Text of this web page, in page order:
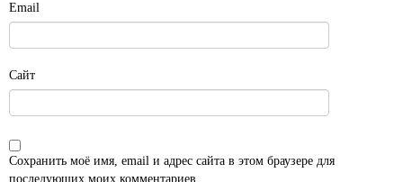
Email
Сайт
Сохранить моё имя, email и адрес сайта в этом браузере для
последующих моих комментариев.